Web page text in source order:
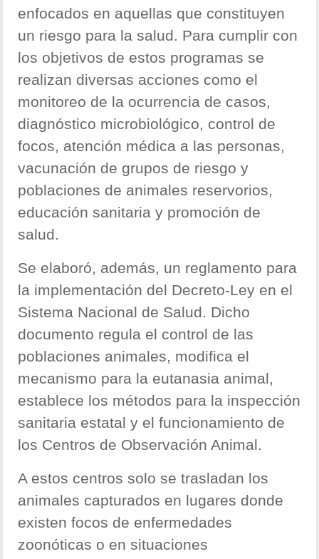
enfocados en aquellas que constituyen
un riesgo para la salud. Para cumplir con
los objetivos de estos programas se
realizan diversas acciones como el
monitoreo de la ocurrencia de casos,
diagnóstico microbiológico, control de
focos, atención médica a las personas,
vacunación de grupos de riesgo y
poblaciones de animales reservorios,
educación sanitaria y promoción de
salud.
Se elaboró, además, un reglamento para
la implementación del Decreto-Ley en el
Sistema Nacional de Salud. Dicho
documento regula el control de las
poblaciones animales, modifica el
mecanismo para la eutanasia animal,
establece los métodos para la inspección
sanitaria estatal y el funcionamiento de
los Centros de Observación Animal.
A estos centros solo se trasladan los
animales capturados en lugares donde
existen focos de enfermedades
zoonóticas o en situaciones